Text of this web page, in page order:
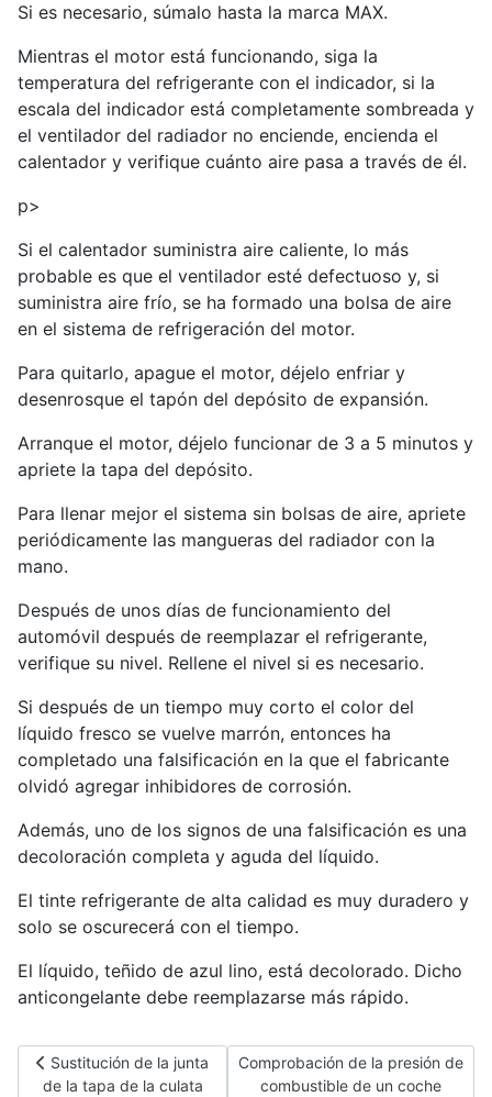
Si es necesario, súmalo hasta la marca MAX.
Mientras el motor está funcionando, siga la
temperatura del refrigerante con el indicador, si la
escala del indicador está completamente sombreada y
el ventilador del radiador no enciende, encienda el
calentador y verifique cuánto aire pasa a través de él.
p>
Si el calentador suministra aire caliente, lo más
probable es que el ventilador esté defectuoso y, si
suministra aire frío, se ha formado una bolsa de aire
en el sistema de refrigeración del motor.
Para quitarlo, apague el motor, déjelo enfriar y
desenrosque el tapón del depósito de expansión.
Arranque el motor, déjelo funcionar de 3 a 5 minutos y
apriete la tapa del depósito.
Para llenar mejor el sistema sin bolsas de aire, apriete
periódicamente las mangueras del radiador con la
mano.
Después de unos días de funcionamiento del
automóvil después de reemplazar el refrigerante,
verifique su nivel. Rellene el nivel si es necesario.
Si después de un tiempo muy corto el color del
líquido fresco se vuelve marrón, entonces ha
completado una falsificación en la que el fabricante
olvidó agregar inhibidores de corrosión.
Además, uno de los signos de una falsificación es una
decoloración completa y aguda del líquido.
El tinte refrigerante de alta calidad es muy duradero y
solo se oscurecerá con el tiempo.
El líquido, teñido de azul lino, está decolorado. Dicho
anticongelante debe reemplazarse más rápido.
Artículo anterior: Sustitución de la junta de la tapa de la culata
Sustitución de la junta
de la tapa de la culata
Artículo siguiente: Comprobación
Comprobación de la presión de
combustible de un coche